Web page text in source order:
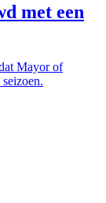
met een
Mayor of